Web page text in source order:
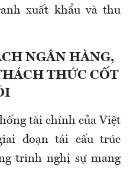
xuất khẩu và thu
NGÂN HÀNG,
THỨC CỐT
tài chính của Việt
đoạn tái cấu trúc
trình nghị sự mang